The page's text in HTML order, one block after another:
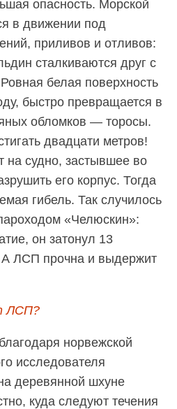
опасность. Морской
в движении под
приливов и отливов:
сталкиваются друг с
белая поверхность
быстро превращается в
обломков — торосы.
двадцати метров!
на судно, застывшее во
его корпус. Тогда
гибель. Так случилось
«Челюскин»:
он затонул 13
ЛСП прочна и выдержит
ЛСП?
норвежской
исследователя
деревянной шхуне
куда следуют течения